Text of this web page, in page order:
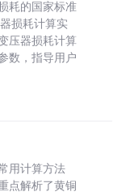
耗的国家标准
损耗计算实
压器损耗计算
数，指导用户
用计算方法
点解析了黄铜